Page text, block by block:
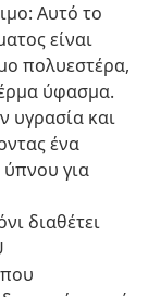
Αυτό το
είναι
πολυεστέρα,
ύφασμα.
υγρασία και
ένα
για
διαθέτει